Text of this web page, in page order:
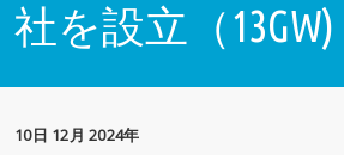
社を設立（13GW)
10日 12月 2024年